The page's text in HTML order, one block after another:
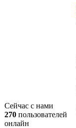
Сейчас с нами
270 пользователей
онлайн